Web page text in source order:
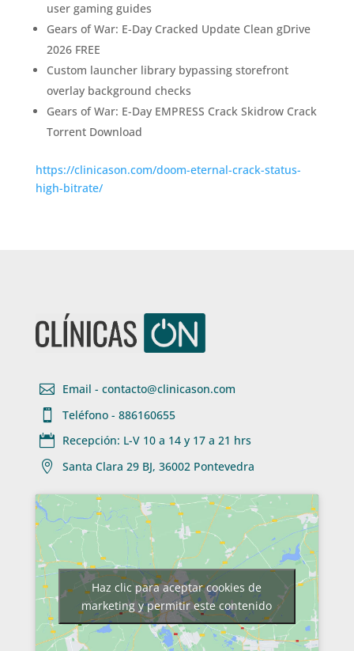
user gaming guides
Gears of War: E-Day Cracked Update Clean gDrive
2026 FREE
Custom launcher library bypassing storefront
overlay background checks
Gears of War: E-Day EMPRESS Crack Skidrow Crack
Torrent Download
https://clinicason.com/doom-eternal-crack-status-
high-bitrate/
 Email - contacto@clinicason.com

Teléfono - 886160655
 Recepción: L-V 10 a 14 y 17 a 21 hrs

Santa Clara 29 BJ, 36002 Pontevedra
Haz clic para aceptar cookies de
marketing y permitir este contenido